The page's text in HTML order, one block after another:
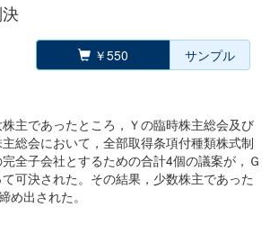
￥550 サンプル
主であったところ，Ｙの臨時株主総会及び
総会において，全部取得条項付種類株式制
全子会社とするための合計4個の議案が，Ｇ
可決された。その結果，少数株主であった
め出された。